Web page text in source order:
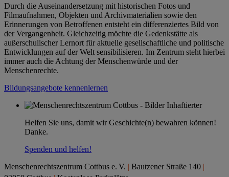
Durch die Auseinandersetzung mit historischen Fotos und
Filmaufnahmen, Objekten und Archivmaterialien sowie den
Erinnerungen von Betroffenen entsteht ein differenziertes Bild von
der Vergangenheit. Gleichzeitig möchte die Gedenkstätte als
außerschulischer Lernort für aktuelle gesellschaftliche und politische
Entwicklungen auf der Welt sensibilisieren. Im Zentrum steht hierbei
immer auch die Achtung der Menschenwürde und der
Menschenrechte.
Bildungsangebote kennenlernen
Helfen Sie uns, damit wir Geschichte(n) bewahren können!
Danke.
Spenden und helfen!
Menschenrechtszentrum Cottbus e. V. | Bautzener Straße 140 |